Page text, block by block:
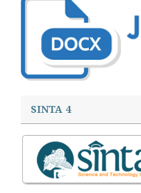
SINTA 4